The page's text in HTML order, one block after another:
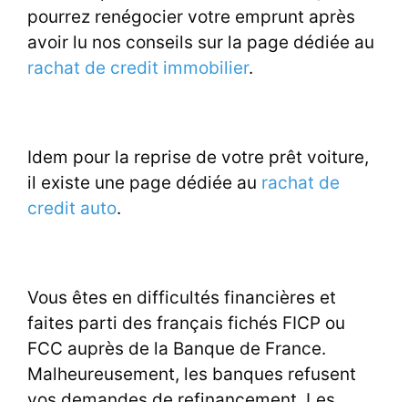
pourrez renégocier votre emprunt après
avoir lu nos conseils sur la page dédiée au
rachat de credit immobilier.
Idem pour la reprise de votre prêt voiture,
il existe une page dédiée au rachat de
credit auto.
Vous êtes en difficultés financières et
faites parti des français fichés FICP ou
FCC auprès de la Banque de France.
Malheureusement, les banques refusent